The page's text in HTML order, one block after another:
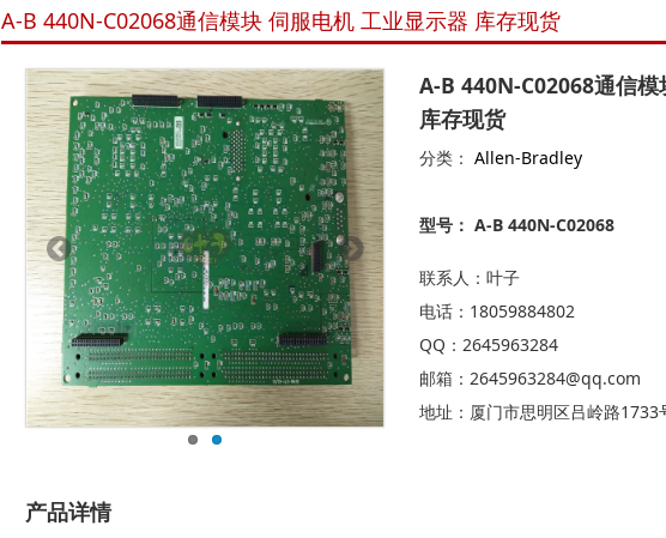
A-B 440N-C02068通信模块 伺服电机 工业显示器 库存现货
A-B 440N-C02068通信
库存现货
分类： Allen-Bradley
型号： A-B 440N-C02068
联系人：叶子
电话：18059884802
QQ：2645963284
邮箱：2645963284@qq.com
地址：厦门市思明区吕岭路
产品详情